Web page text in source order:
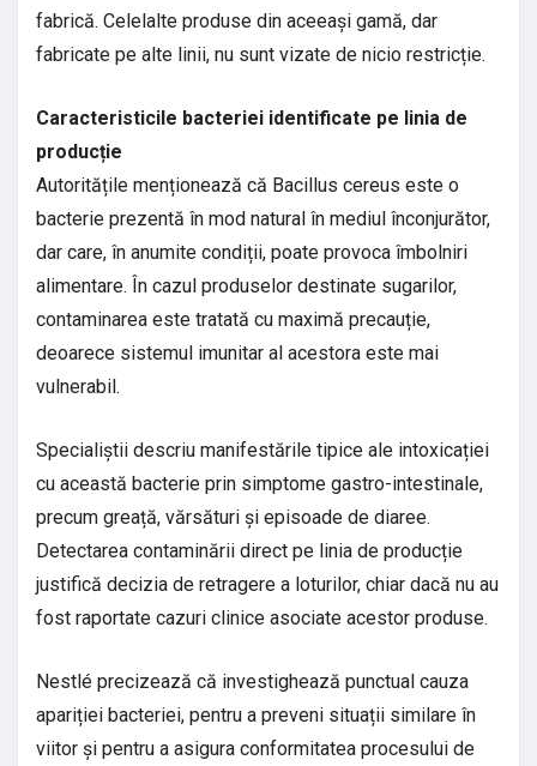
fabrică. Celelalte produse din aceeași gamă, dar
fabricate pe alte linii, nu sunt vizate de nicio restricție.
Caracteristicile bacteriei identificate pe linia de
producție
Autoritățile menționează că Bacillus cereus este o
bacterie prezentă în mod natural în mediul înconjurător,
dar care, în anumite condiții, poate provoca îmbolniri
alimentare. În cazul produselor destinate sugarilor,
contaminarea este tratată cu maximă precauție,
deoarece sistemul imunitar al acestora este mai
vulnerabil.
Specialiștii descriu manifestările tipice ale intoxicației
cu această bacterie prin simptome gastro-intestinale,
precum greață, vărsături și episoade de diaree.
Detectarea contaminării direct pe linia de producție
justifică decizia de retragere a loturilor, chiar dacă nu au
fost raportate cazuri clinice asociate acestor produse.
Nestlé precizează că investighează punctual cauza
apariției bacteriei, pentru a preveni situații similare în
viitor și pentru a asigura conformitatea procesului de